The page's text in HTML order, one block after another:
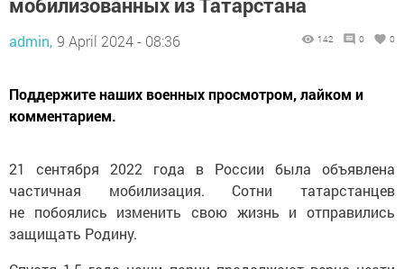
admin, 9 April 2024 - 08:36 142 0 0
Поддержите наших военных просмотром, лайком и
комментарием.
21 сентября 2022 года в России была объявлена
частичная мобилизация. Сотни татарстанцев
не побоялись изменить свою жизнь и отправились
защищать Родину.